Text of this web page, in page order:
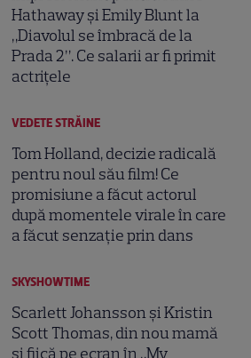
Hathaway și Emily Blunt la
„Diavolul se îmbracă de la
Prada 2”. Ce salarii ar fi primit
actrițele
VEDETE STRĂINE
Tom Holland, decizie radicală
pentru noul său film! Ce
promisiune a făcut actorul
după momentele virale în care
a făcut senzație prin dans
SKYSHOWTIME
Scarlett Johansson și Kristin
Scott Thomas, din nou mamă
și fiică pe ecran în „My